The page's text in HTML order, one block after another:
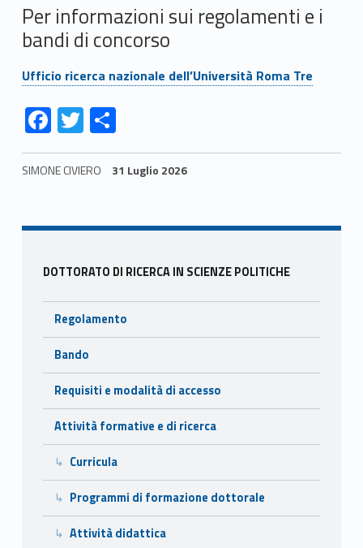
Per informazioni sui regolamenti e i
bandi di concorso
Link identifier #identifier__175448-2
Ufficio ricerca nazionale dell’Università Roma Tre
Link identifier #identifier__93473-3
F
ac
e
o
k
Link identifier #identifier__173328-4 T
w
itt
Link identifier #identifier__171293-5 C
o
n
vi
SIMONE CIVIERO 31 Luglio 2026
Sidebar
DOTTORATO DI RICERCA IN SCIENZE POLITICHE
Regolamento
Bando
Requisiti e modalità di accesso
Attività formative e di ricerca
Curricula
Programmi di formazione dottorale
Attività didattica